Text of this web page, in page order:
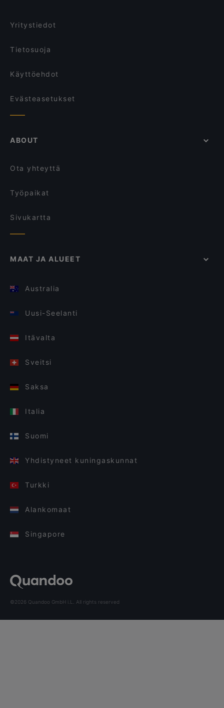
99 TopMeal
Yritystiedot
Tietosuoja
Käyttöehdot
Evästeasetukset
ABOUT
Ota yhteyttä
Työpaikat
Sivukartta
MAAT JA ALUEET
Australia
Uusi-Seelanti
Itävalta
Sveitsi
Saksa
Italia
Suomi
Yhdistyneet kuningaskunnat
Turkki
Alankomaat
Singapore
©2026 Quandoo GmbH i.L. All rights reserved